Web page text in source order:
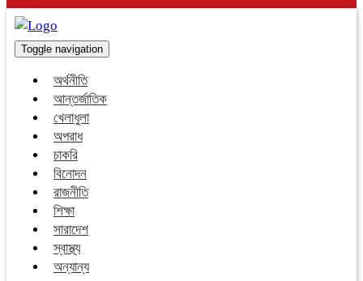
Toggle navigation
অর্থনীতি
আন্তর্জাতিক
খেলাধুলা
অপরাধ
চাকরি
বিনোদন
রাজনীতি
শিক্ষা
সারাদেশ
স্বাস্থ্য
অন্যান্য